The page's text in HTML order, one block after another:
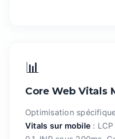
📊
Core Web Vitals
Optimisation
Vitals sur mobile :